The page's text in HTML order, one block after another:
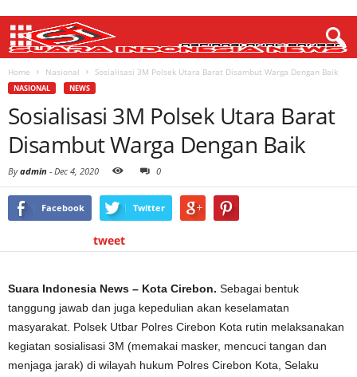
Home Nasional Sosialisasi 3M Polsek Utara Barat Disambut Warga Dengan Baik
NASIONAL NEWS
Sosialisasi 3M Polsek Utara Barat
Disambut Warga Dengan Baik
Byadmin - Dec 4, 2020 0
Facebook Twitter
tweet
Suara Indonesia News – Kota Cirebon. Sebagai bentuk
tanggung jawab dan juga kepedulian akan keselamatan
masyarakat. Polsek Utbar Polres Cirebon Kota rutin melaksanakan
kegiatan sosialisasi 3M (memakai masker, mencuci tangan dan
menjaga jarak) di wilayah hukum Polres Cirebon Kota, Selaku